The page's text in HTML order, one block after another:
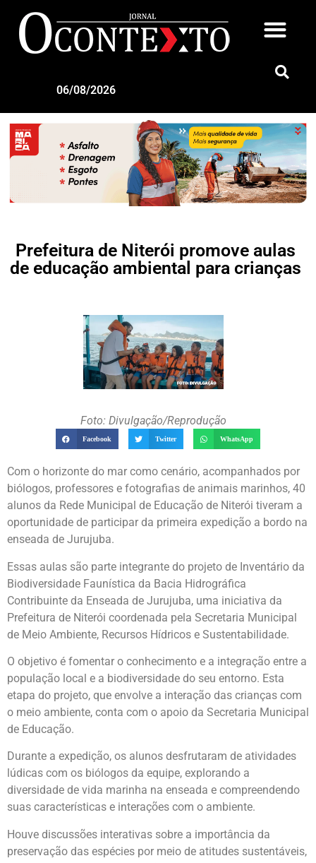
06/08/2026
Prefeitura de Niterói promove aulas
de educação ambiental para crianças
Foto: Divulgação/Reprodução
Facebook Twitter WhatsApp
Com o horizonte do mar como cenário, acompanhados por
biólogos, professores e fotografias de animais marinhos, 40
alunos da Rede Municipal de Educação de Niterói tiveram a
oportunidade de participar da primeira expedição a bordo na
enseada de Jurujuba.
Essas aulas são parte integrante do projeto de Inventário da
Biodiversidade Faunística da Bacia Hidrográfica
Contribuinte da Enseada de Jurujuba, uma iniciativa da
Prefeitura de Niterói coordenada pela Secretaria Municipal
de Meio Ambiente, Recursos Hídricos e Sustentabilidade.
O objetivo é fomentar o conhecimento e a integração entre a
população local e a biodiversidade do seu entorno. Esta
etapa do projeto, que envolve a interação das crianças com
o meio ambiente, conta com o apoio da Secretaria Municipal
de Educação.
Durante a expedição, os alunos desfrutaram de atividades
lúdicas com os biólogos da equipe, explorando a
diversidade de vida marinha na enseada e compreendendo
suas características e interações com o ambiente.
Houve discussões interativas sobre a importância da
preservação das espécies por meio de atitudes sustentáveis,